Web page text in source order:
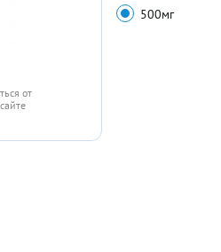
от
500мг